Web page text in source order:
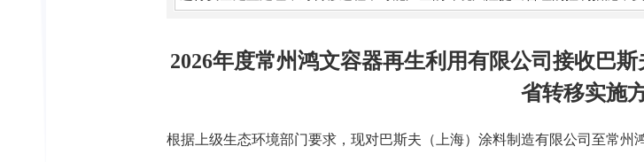
2026年度常州鸿文容器再生利用有限公司接收巴
省转移实施
根据上级生态环境部门要求，现对巴斯夫（上海）涂料制造有限公司至常